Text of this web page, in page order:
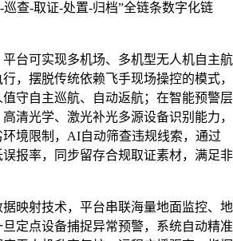
巡查-取证-处置-归档”全链条数字化链
台可实现多机场、多机型无人机自主航
，摆脱传统依赖飞手现场操控的模式，
守自主巡航、自动返航；在智能预警层
清光学、激光补光多源设备识别能力，
境限制， AI自动筛查违规线索，通过
报率，同步留存合规取证素材，满足非
据映射技术，平台串联海量地面监控、地
定点设备捕捉异常预警，系统自动精准